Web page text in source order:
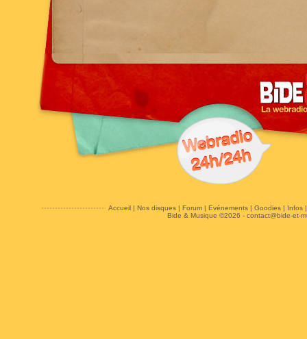
Accueil| Nos disques| Forum| Evénements| Goodies| Infos
Bide & Musique ©2026 - contact@bide-et-